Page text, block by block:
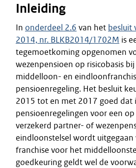
Inleiding
In onderdeel 2.6 van het besluit
2014, nr. BLKB2014/1702M is
tegemoetkoming opgenomen
wezenpensioen op risicobasis
middelloon- en
pensioenregeling. Het besluit
2015 tot en met 2017 goed dat
pensioenregelingen voor een op
verzekerd partner- of
eindloonstelsel wordt uitgegaan
franchise voor het
goedkeuring geldt wel de